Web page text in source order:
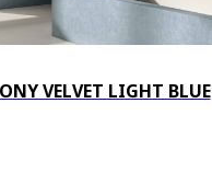
VELVET LIGHT BLUE